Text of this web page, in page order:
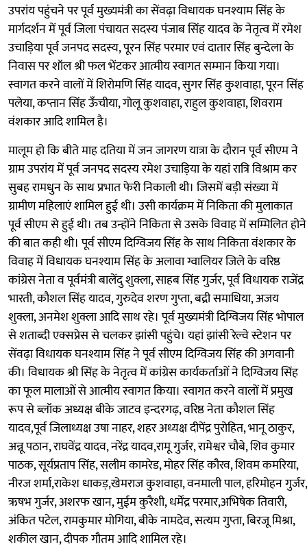
उपरांय पहुंचने पर पूर्व मुख्यमंत्री का सेंवढ़ा विधायक घनश्याम सिंह के
मार्गदर्शन में पूर्व जिला पंचायत सदस्य पंजाब सिंह यादव के नेतृत्व में रमेश
उचाड़िया पूर्व जनपद सदस्य, पूरन सिंह परमार एवं दातार सिंह बुन्देला के
निवास पर शॉल श्री फल भेंटकर आत्मीय स्वागत सम्मान किया गया।
स्वागत करने वालों में शिरोमणि सिंह यादव, सुगर सिंह कुशवाहा, पूरन सिंह
पलेया, कप्तान सिंह ऊँचीया, गोलू कुशवाहा, राहुल कुशवाहा, शिवराम
वंशकार आदि शामिल है।
मालूम हो कि बीते माह दतिया में जन जागरण यात्रा के दौरान पूर्व सीएम ने
ग्राम उपरांय में पूर्व जनपद सदस्य रमेश उचाड़िया के यहां रात्रि विश्राम कर
सुबह रामधुन के साथ प्रभात फेरी निकाली थी। जिसमें बड़ी संख्या में
ग्रामीण महिलाएं शामिल हुई थी। उसी कार्यक्रम में निकिता की मुलाकात
पूर्व सीएम से हुई थी। तब उन्होंने निकिता से उसके विवाह में सम्मिलित होने
की बात कही थी। पूर्व सीएम दिग्विजय सिंह के साथ निकिता वंशकार के
विवाह में विधायक घनश्याम सिंह के अलावा ग्वालियर जिले के वरिष्ठ
कांग्रेस नेता व पूर्वमंत्री बालेंदु शुक्ला, साहब सिंह गुर्जर, पूर्व विधायक राजेंद्र
भारती, कौशल सिंह यादव, गुरुदेव शरण गुप्ता, बद्री समाधिया, अजय
शुक्ला, अनमेश शुक्ला आदि साथ रहे। पूर्व मुख्यमंत्री दिग्विजय सिंह भोपाल
से शताब्दी एक्सप्रेस से चलकर झांसी पहुंचे। यहां झांसी रेल्वे स्टेशन पर
सेंवढ़ा विधायक घनश्याम सिंह ने पूर्व सीएम दिग्विजय सिंह की अगवानी
की। विधायक श्री सिंह के नेतृत्व में कांग्रेस कार्यकर्ताओं ने दिग्विजय सिंह
का फूल मालाओं से आत्मीय स्वागत किया। स्वागत करने वालों में प्रमुख
रूप से ब्लॉक अध्यक्ष बीके जाटव इन्दरगढ़, वरिष्ठ नेता कौशल सिंह
यादव,पूर्व जिलाध्यक्ष उषा नाहर, शहर अध्यक्ष दीपेंद्र पुरोहित, भानू ठाकुर,
अन्नू पठान, राघवेंद्र यादव, नरेंद्र यादव,रामू गुर्जर, रामेश्वर चौबे, शिव कुमार
पाठक, सूर्यप्रताप सिंह, सलीम कामरेड, मोहर सिंह कौरव, शिवम कमरिया,
नीरज शर्मा,राकेश धाकड़,खेमराज कुशवाहा, वनमाली पाल, हरिमोहन गुर्जर,
ऋषभ गुर्जर, अशरफ खान, मुईम कुरैशी, धर्मेंद्र परमार,अभिषेक तिवारी,
अंकित पटेल, रामकुमार मोगिया, बीके नामदेव, सत्यम गुप्ता, बिरजू मिश्रा,
शकील खान, दीपक गौतम आदि शामिल रहे।